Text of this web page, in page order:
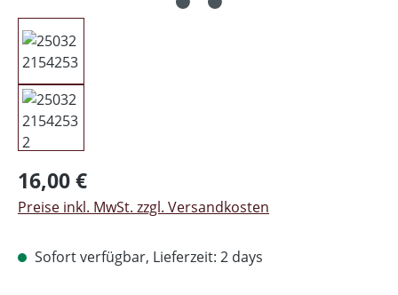
Regulärer Preis:
16,00 €
Preise inkl. MwSt. zzgl. Versandkosten
Sofort verfügbar, Lieferzeit: 2 days